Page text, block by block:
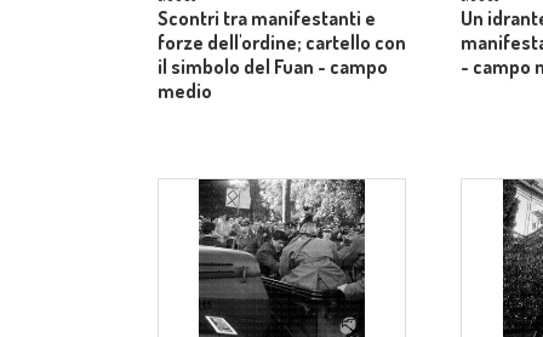
Scontri tra manifestanti e
forze dell'ordine; cartello con
il simbolo del Fuan - campo
medio
Un
- campo